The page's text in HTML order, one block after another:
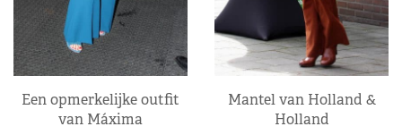
Een opmerkelijke outfit
van Máxima
Mantel van Holland &
Holland